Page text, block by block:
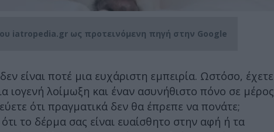
iatropedia.gr ως προτεινόμενη πηγή στην Google
είναι ποτέ μια ευχάριστη εμπειρία. Ωστόσο, έχετε
ιογενή λοίμωξη και έναν ασυνήθιστο πόνο σε μέρος
ότι πραγματικά δεν θα έπρεπε να πονάτε;
το δέρμα σας είναι ευαίσθητο στην αφή ή τα